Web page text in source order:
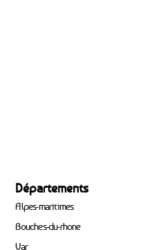
Départements
Alpes-maritimes
Bouches-du-rhone
Var